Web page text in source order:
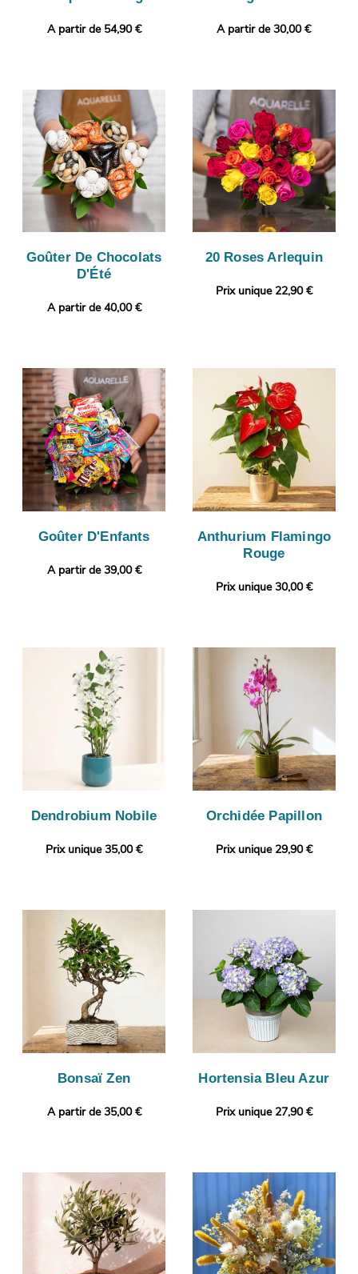
A partir de 54,90 € A partir de 30,00 €
Goûter De Chocolats
D'Été
A partir de 40,00 €
20 Roses Arlequin
Prix unique 22,90 €
Goûter D'Enfants
A partir de 39,00 €
Anthurium Flamingo
Rouge
Prix unique 30,00 €
Dendrobium Nobile
Prix unique 35,00 €
Orchidée Papillon
Prix unique 29,90 €
Bonsaï Zen
A partir de 35,00 €
Hortensia Bleu Azur
Prix unique 27,90 €